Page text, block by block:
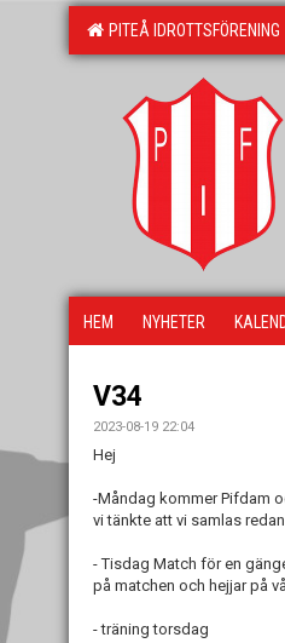
PITEÅ IDROTTSFÖRENING
HEM NYHETER
V34
2023-08-19 22:04
Hej
-Måndag kommer Pifdam
vi tänkte att vi samlas
- Tisdag Match för en
på matchen och hejjar på
- träning torsdag